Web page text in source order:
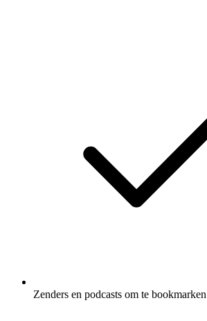
Zenders en podcasts om te bookmarken